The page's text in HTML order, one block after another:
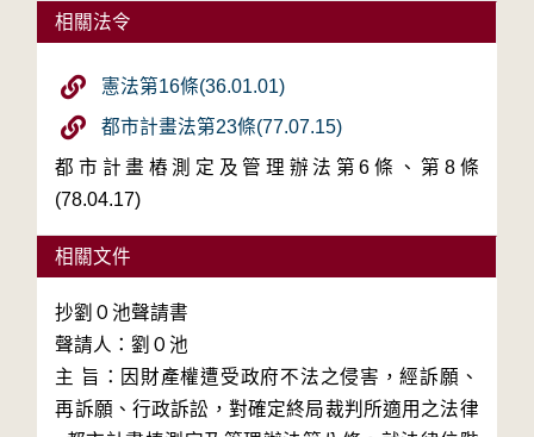
相關法令
憲法第16條(36.01.01)
都市計畫法第23條(77.07.15)
都市計畫樁測定及管理辦法第6條、第8條
(78.04.17)
相關文件
抄劉０池聲請書
聲請人：劉０池
主 旨：因財產權遭受政府不法之侵害，經訴願、
再訴願、行政訴訟，對確定終局裁判所適用之法律